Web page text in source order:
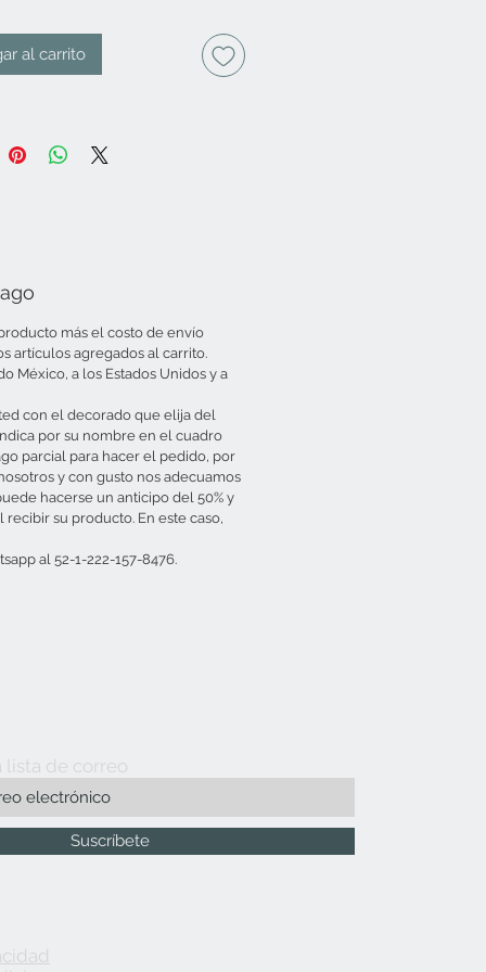
al carrito
más el costo de envío
artículos agregados al carrito.
México, a los Estados Unidos y a
con el decorado que elija del
por su nombre en el cuadro
parcial para hacer el pedido, por
y con gusto nos adecuamos
hacerse un anticipo del 50% y
su producto. En este caso,
al 52-1-222-157-8476.
lista de correo
Suscríbete